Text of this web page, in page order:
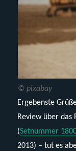
© pixabay
Ergebenste
Review über das
(Setnummer
2013) – tut es